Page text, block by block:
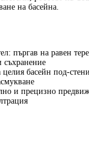
на басейна.
пъргав на равен
съхранение
басейн под-
и прецизно